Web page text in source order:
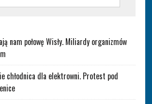
nam połowę Wisły. Miliardy organizmów
chłodnica dla elektrowni. Protest pod